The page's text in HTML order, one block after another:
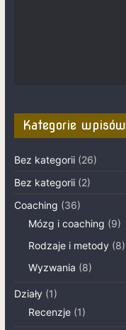
Kategorie
Bez kategorii(26)
Bez kategorii(2)
Coaching (36)
Mózg i coaching (9)
Rodzaje i metody(8)
Wyzwania (8)
Działy(1)
Recenzje(1)